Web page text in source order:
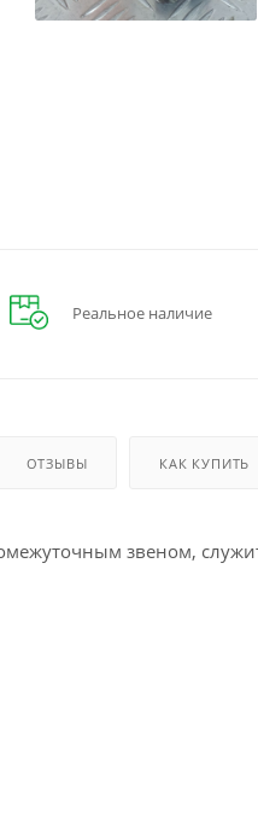
Реальное наличие
ОТЗЫВЫ КАК КУПИТЬ
звеном,